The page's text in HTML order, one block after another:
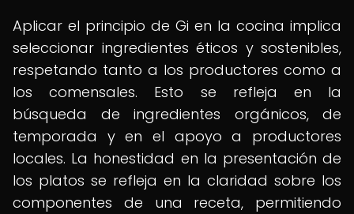
Aplicar el principio de Gi en la cocina implica
seleccionar ingredientes éticos y sostenibles,
respetando tanto a los productores como a
los comensales. Esto se refleja en la
búsqueda de ingredientes orgánicos, de
temporada y en el apoyo a productores
locales. La honestidad en la presentación de
los platos se refleja en la claridad sobre los
componentes de una receta, permitiendo